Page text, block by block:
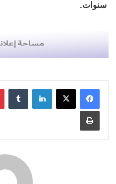
سنوات.
لينكدإن
طباعة